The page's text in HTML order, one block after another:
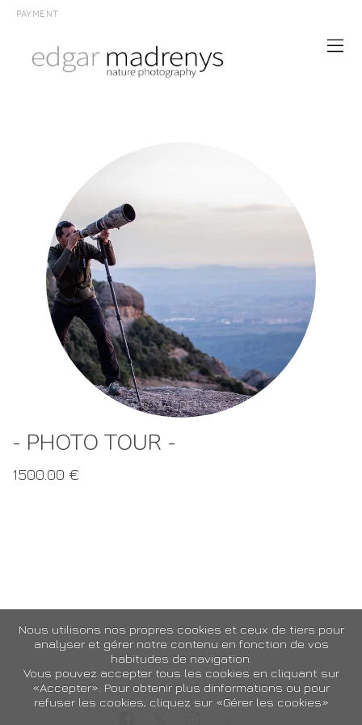
PAYMENT
- PHOTO TOUR -
1500.00 €
Nous utilisons nos propres cookies et ceux de tiers pour
analyser et gérer notre contenu en fonction de vos
habitudes de navigation.
Vous pouvez accepter tous les cookies en cliquant sur
«Accepter». Pour obtenir plus dinformations ou pour
refuser les cookies, cliquez sur «Gérer les cookies»